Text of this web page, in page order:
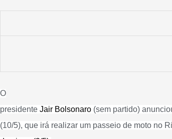
O
presidente Jair Bolsonaro (sem partido)
(10/5), que irá realizar um passeio de moto no